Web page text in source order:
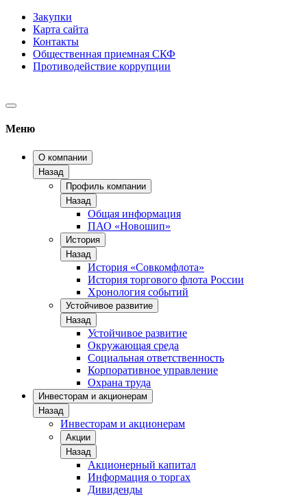
Закупки
Карта сайта
Контакты
Общественная приемная СКФ
Противодействие коррупции
Меню
О компании
Назад
Профиль компании
Назад
Общая информация
ПАО «Новошип»
История
Назад
История «Совкомфлота»
История торгового флота России
Хронология событий
Устойчивое развитие
Назад
Устойчивое развитие
Окружающая среда
Социальная ответственность
Корпоративное управление
Охрана труда
Инвесторам и акционерам
Назад
Инвесторам и акционерам
Акции
Назад
Акционерный капитал
Информация о торгах
Дивиденды